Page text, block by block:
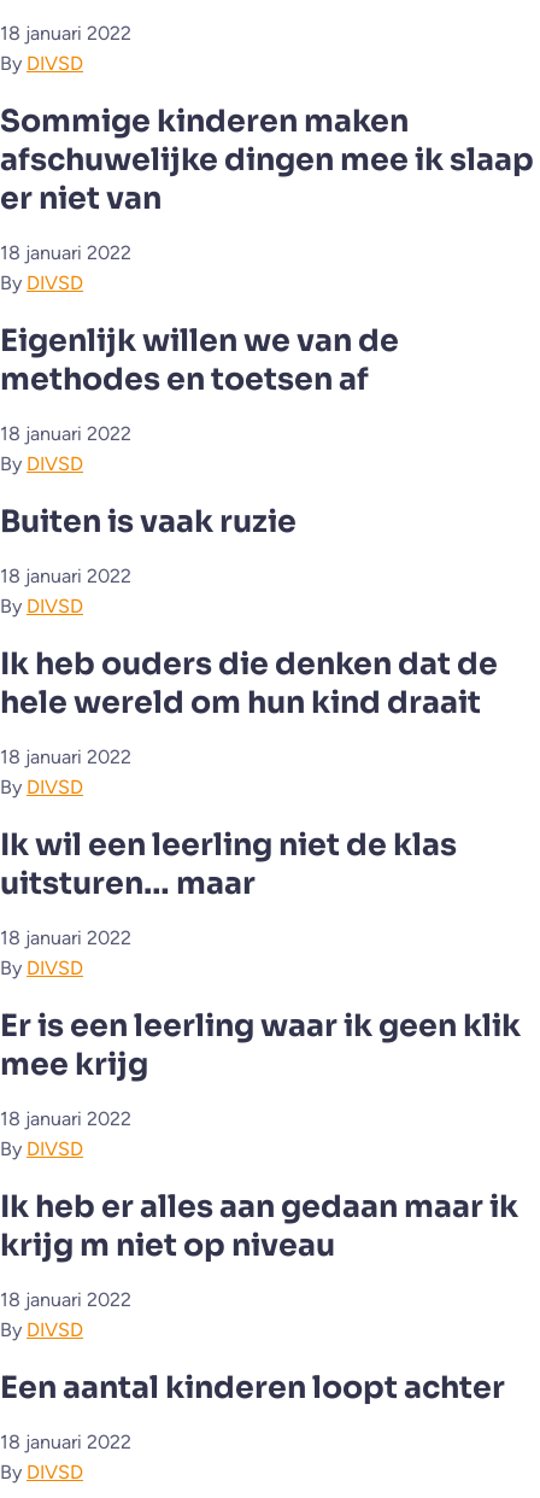
18 januari 2022
By DIVSD
Sommige kinderen maken
afschuwelijke dingen mee ik slaap
er niet van
18 januari 2022
By DIVSD
Eigenlijk willen we van de
methodes en toetsen af
18 januari 2022
By DIVSD
Buiten is vaak ruzie
18 januari 2022
By DIVSD
Ik heb ouders die denken dat de
hele wereld om hun kind draait
18 januari 2022
By DIVSD
Ik wil een leerling niet de klas
uitsturen… maar
18 januari 2022
By DIVSD
Er is een leerling waar ik geen klik
mee krijg
18 januari 2022
By DIVSD
Ik heb er alles aan gedaan maar ik
krijg m niet op niveau
18 januari 2022
By DIVSD
Een aantal kinderen loopt achter
18 januari 2022
By DIVSD